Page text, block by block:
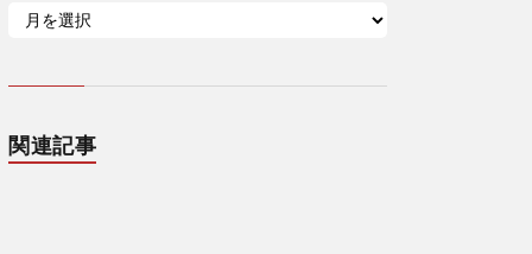
関連記事